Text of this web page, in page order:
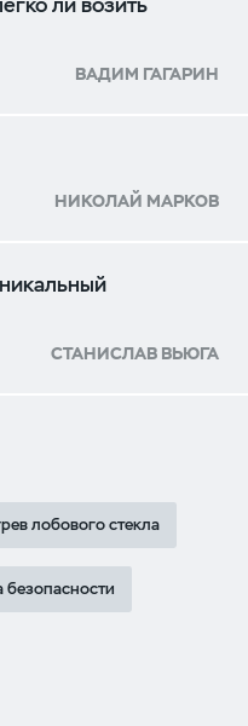
ВАДИМ ГАГАРИН
НИКОЛАЙ МАРКОВ
СТАНИСЛАВ ВЬЮГА
лобового стекла